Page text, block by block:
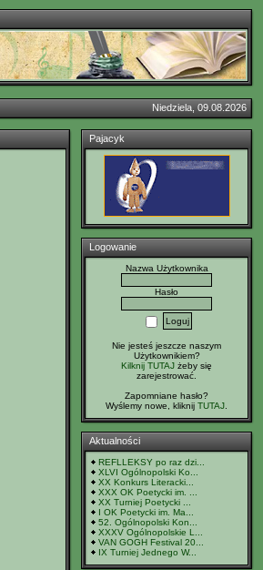
Niedziela, 09.08.2026
Pajacyk
Logowanie
Nazwa Użytkownika
Hasło
Nie jesteś jeszcze naszym
Użytkownikiem?
Kilknij TUTAJ żeby się
zarejestrować.
Zapomniane hasło?
Wyślemy nowe, kliknij TUTAJ
Aktualności
REFLLEKSY po raz dzi...
XLVI Ogólnopolski Ko...
XX Konkurs Literacki...
XXX OK Poetycki im. ...
XX Turniej Poetycki ...
I OK Poetycki im. Ma...
52. Ogólnopolski Kon...
XXXV Ogólnopolskie L...
VAN GOGH Festival 20...
IX Turniej Jednego W...